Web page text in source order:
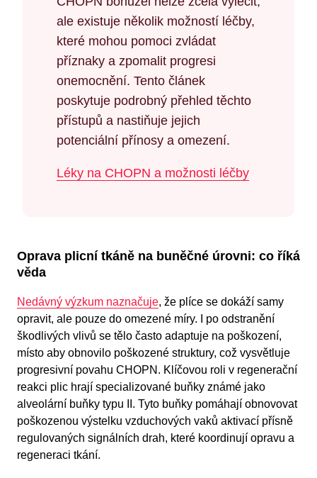
ale existuje několik možností léčby,
které mohou pomoci zvládat
příznaky a zpomalit progresi
onemocnění. Tento článek
poskytuje podrobný přehled těchto
přístupů a nastiňuje jejich
potenciální přínosy a omezení.
Léky na CHOPN a možnosti léčby
Oprava plicní tkáně na buněčné úrovni: co říká
věda
Nedávný výzkum naznačuje, že plíce se dokáží samy
opravit, ale pouze do omezené míry. I po odstranění
škodlivých vlivů se tělo často adaptuje na poškození,
místo aby obnovilo poškozené struktury, což vysvětluje
progresivní povahu CHOPN. Klíčovou roli v regenerační
reakci plic hrají specializované buňky známé jako
alveolární buňky typu II. Tyto buňky pomáhají obnovovat
poškozenou výstelku vzduchových vaků aktivací přísně
regulovaných signálních drah, které koordinují opravu a
regeneraci tkání.